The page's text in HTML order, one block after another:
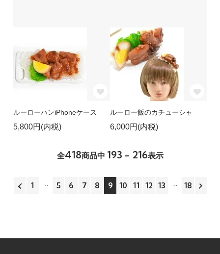
ルーローハンiPhoneケース
5,800円(内税)
ルーロー飯のカチューシャ
6,000円(内税)
全418商品中 193 - 216表示
1 5 6 7 8 9 10 11 12 13 18